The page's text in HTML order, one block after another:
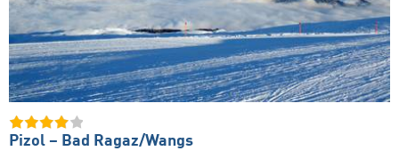
Pizol – Bad Ragaz/​Wangs